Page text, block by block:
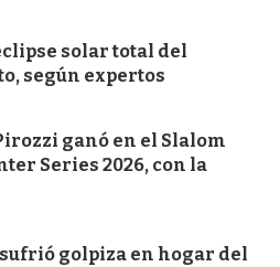
solar total del
según expertos
ganó en el Slalom
Series 2026, con la
golpiza en hogar del